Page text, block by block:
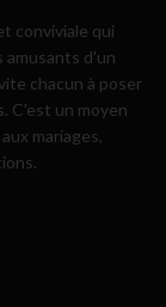
conviviale qui
amusants d'un
chacun à poser
C'est un moyen
mariages,